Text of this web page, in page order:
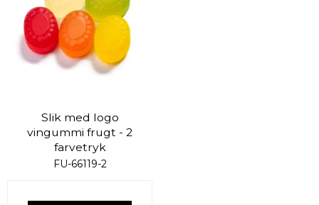
Slik med logo
vingummi frugt - 2
farvetryk
FU-66119-2